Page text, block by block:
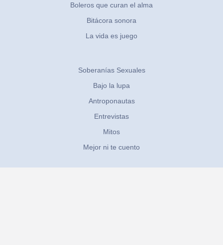
Boleros que curan el alma
Bitácora sonora
La vida es juego
Soberanías Sexuales
Bajo la lupa
Antroponautas
Entrevistas
Mitos
Mejor ni te cuento